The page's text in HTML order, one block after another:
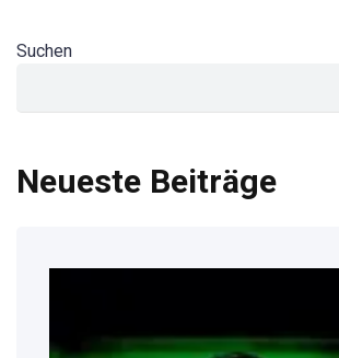
Suchen
Neueste Beiträge